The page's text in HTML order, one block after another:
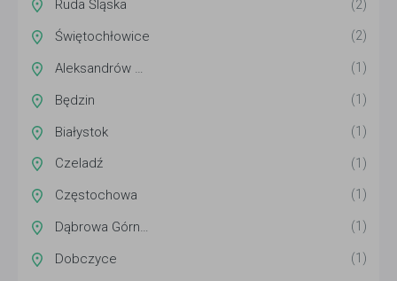
Ruda Śląska (2)
Świętochłowice (2)
Aleksandrów Łódzki (1)
Będzin (1)
Białystok (1)
Czeladź (1)
Częstochowa (1)
Dąbrowa Górnicza (1)
Dobczyce (1)